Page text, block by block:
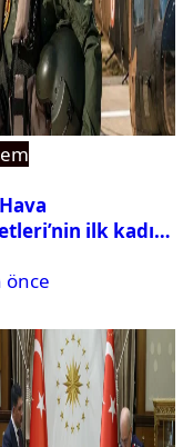
ilk kadın
hakkında
çıktı
önce